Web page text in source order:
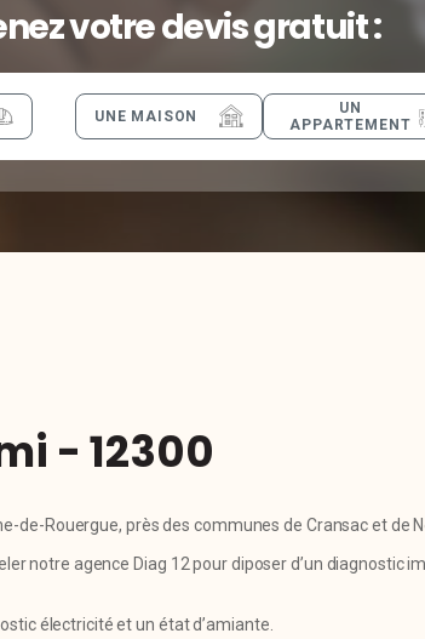
votre devis gratuit :
UNE MAISON
UN
APPARTEMENT
- 12300
de-Rouergue, près des communes de Cransac et de
notre agence Diag 12 pour diposer d’un diagnostic
électricité et un état d’amiante.